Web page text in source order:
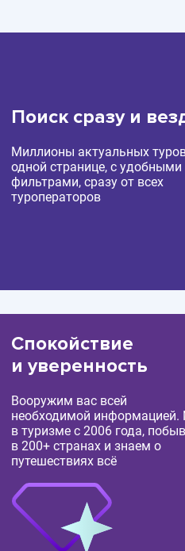
Поиск сразу и
Миллионы актуальных
одной странице, с удобными
фильтрами, сразу от всех
туроператоров
Спокойствие
и уверенность
Вооружим вас всей
необходимой
в туризме с 2006 года,
в 200+ странах и знаем о
путешествиях всё